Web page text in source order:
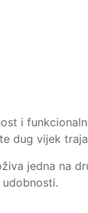
i
dug vijek
jedna na